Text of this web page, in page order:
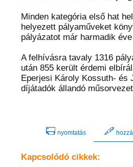
Minden kategória első hat
helyezett pályaműveket
pályázatot már harmadik
A felhívásra tavaly 1316
után 855 került érdemi
Eperjesi Károly Kossuth- és
díjátadók állandó
nyomtatás
Kapcsolódó cikkek: